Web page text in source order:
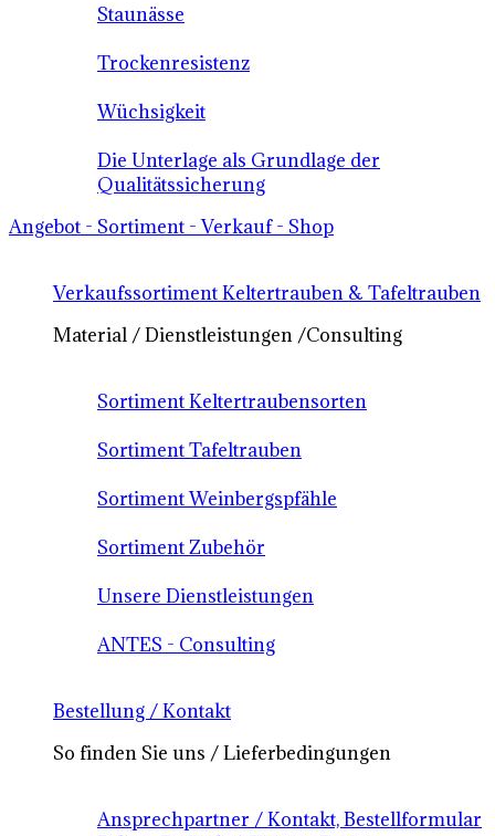
Staunässe
Trockenresistenz
Wüchsigkeit
Die Unterlage als Grundlage der
Qualitätssicherung
Angebot - Sortiment - Verkauf - Shop
Verkaufssortiment Keltertrauben & Tafeltrauben
Material / Dienstleistungen /Consulting
Sortiment Keltertraubensorten
Sortiment Tafeltrauben
Sortiment Weinbergspfähle
Sortiment Zubehör
Unsere Dienstleistungen
ANTES - Consulting
Bestellung / Kontakt
So finden Sie uns / Lieferbedingungen
Ansprechpartner / Kontakt, Bestellformular